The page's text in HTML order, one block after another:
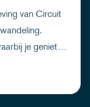
van Circuit
je geniet